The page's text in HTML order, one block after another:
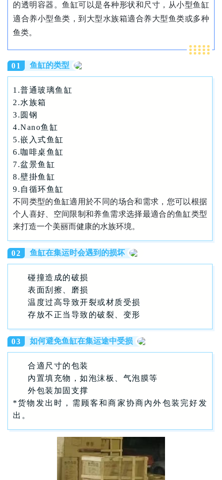
的透明容器。鱼缸可以是各种形状和尺寸，从小型鱼缸
適合养小型鱼类，到大型水族箱適合养大型鱼类或多种
鱼类。
01 鱼缸的类型
1.普通玻璃鱼缸
2.水族箱
3.圆钢
4.Nano鱼缸
5.嵌入式鱼缸
6.咖啡桌鱼缸
7.盆景鱼缸
8.壁掛鱼缸
9.自循环鱼缸
不同类型的鱼缸適用於不同的场合和需求，您可以根据
个人喜好、空间限制和养鱼需求选择最適合的鱼缸类型
来打造一个美丽而健康的水族环境。
02 鱼缸在集运时会遇到的损坏
碰撞造成的破损
表面刮擦、磨损
温度过高导致开裂或材质受损
存放不正当导致的破裂、变形
03 如何避免鱼缸在集运途中受损
合適尺寸的包装
內置填充物，如泡沫板、气泡膜等
外包装加固支撑
*货物发出时，需顾客和商家协商內外包装完好发
出。